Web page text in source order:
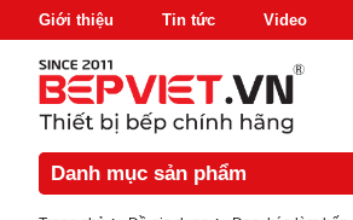
Giới thiệu Tin tức Video
Danh mục sản phẩm